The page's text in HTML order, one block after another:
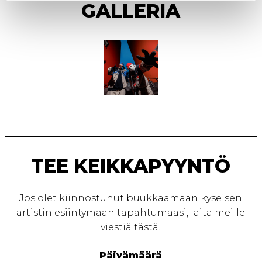
GALLERIA
TEE KEIKKAPYYNTÖ
Jos olet kiinnostunut buukkaamaan kyseisen
artistin esiintymään tapahtumaasi, laita meille
viestiä tästä!
Päivämäärä